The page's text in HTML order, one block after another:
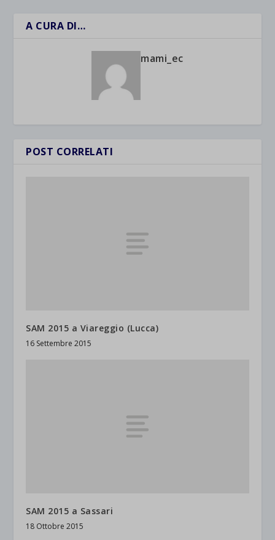
A CURA DI…
mami_ec
POST CORRELATI
SAM 2015 a Viareggio (Lucca)
16 Settembre 2015
SAM 2015 a Sassari
18 Ottobre 2015